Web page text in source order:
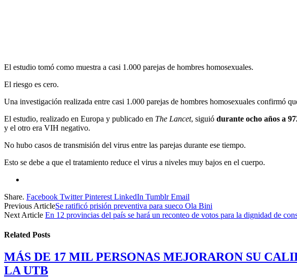
El estudio tomó como muestra a casi 1.000 parejas de hombres homosexuales.
El riesgo es cero.
Una investigación realizada entre casi 1.000 parejas de hombres homosexuales confirmó
El estudio, realizado en Europa y publicado en The Lancet, siguió durante ocho años a
y el otro era VIH negativo.
No hubo casos de transmisión del virus entre las parejas durante ese tiempo.
Esto se debe a que el tratamiento reduce el virus a niveles muy bajos en el cuerpo.
Share. Facebook Twitter Pinterest LinkedIn Tumblr Email
Previous ArticleSe ratificó prisión preventiva para sueco Ola Bini
Next Article En 12 provincias del país se hará un reconteo de votos para la dignidad de
Related Posts
MÁS DE 17 MIL PERSONAS MEJORARON SU
LA UTB